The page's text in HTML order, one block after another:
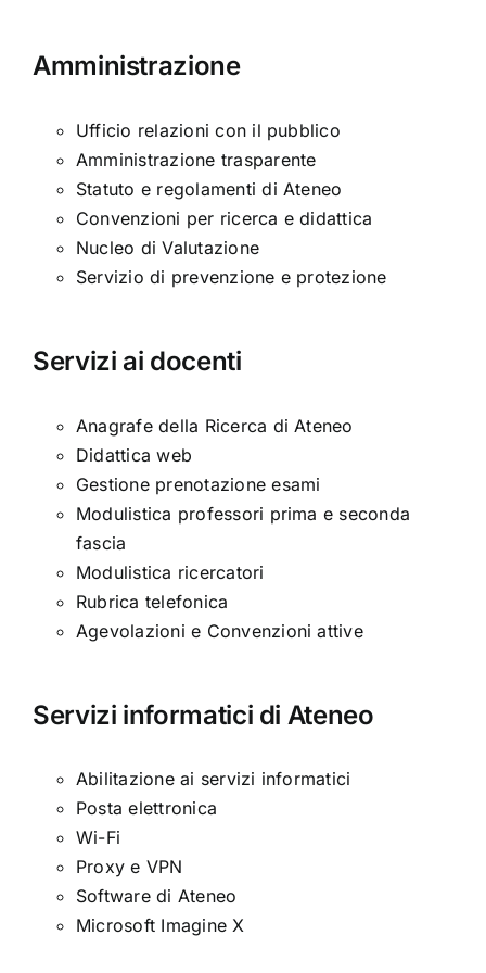
Amministrazione
Ufficio relazioni con il pubblico
Amministrazione trasparente
Statuto e regolamenti di Ateneo
Convenzioni per ricerca e didattica
Nucleo di Valutazione
Servizio di prevenzione e protezione
Servizi ai docenti
Anagrafe della Ricerca di Ateneo
Didattica web
Gestione prenotazione esami
Modulistica professori prima e seconda
fascia
Modulistica ricercatori
Rubrica telefonica
Agevolazioni e Convenzioni attive
Servizi informatici di Ateneo
Abilitazione ai servizi informatici
Posta elettronica
Wi-Fi
Proxy e VPN
Software di Ateneo
Microsoft Imagine X